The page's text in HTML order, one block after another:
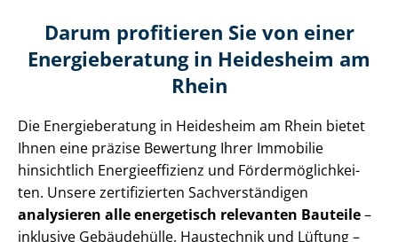
Darum profitieren Sie von einer
Energieberatung in Heidesheim am
Rhein
Die Energieberatung in Heidesheim am Rhein bietet
Ihnen eine präzise Bewertung Ihrer Immobilie
hinsichtlich En­er­gie­ef­fi­zi­enz und För­der­mög­lich­kei­
ten. Unsere zertifizierten Sach­ver­stän­di­gen
analysieren alle energetisch relevanten Bauteile–
inklusive Gebäudehülle, Haustechnik und Lüftung –